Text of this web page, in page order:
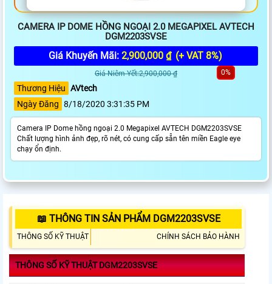
CAMERA IP DOME HỒNG NGOẠI 2.0 MEGAPIXEL AVTECH
DGM2203SVSE
Giá Khuyến Mãi: 2,900,000 ₫ (+ VAT 8%)
Giá Niêm Yết:2,900,000 ₫ 0%
Thương Hiệu AVtech
Ngày Đăng 8/18/2020 3:31:35 PM
Camera IP Dome hồng ngoại 2.0 Megapixel AVTECH DGM2203SVSE
Chất lượng hình ảnh đẹp, rõ nét, có cung cấp sẵn tên miền Eagle eye
chạy ổn định.
📖 THÔNG TIN SẢN PHẨM DGM2203SVSE
THÔNG SỐ KỸ THUẬT CHÍNH SÁCH BẢO HÀNH
THÔNG SỐ KỸ THUẬT DGM2203SVSE